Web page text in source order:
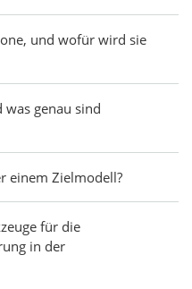
und wofür wird sie
genau sind
einem Zielmodell?
für die
in der